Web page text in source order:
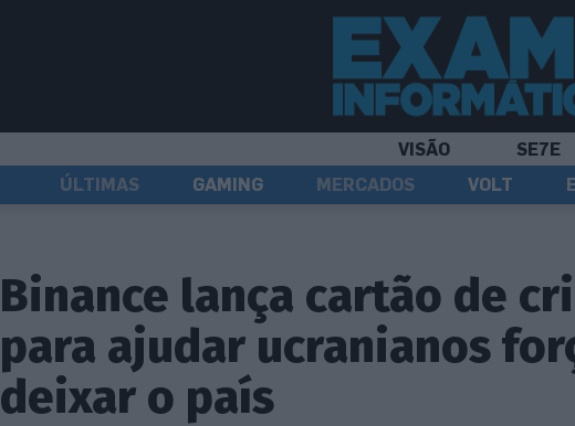
VISÃO
SE7E
ÚLTIMAS
GAMING MERCADOS VOLT
Binance lança cartão de
para ajudar ucranianos
deixar o país